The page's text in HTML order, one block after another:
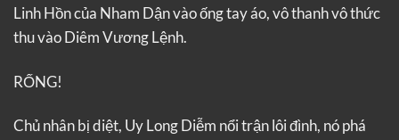
Linh Hồn của Nham Dận vào ống tay áo, vô thanh vô thức
thu vào Diêm Vương Lệnh.
RỐNG!
Chủ nhân bị diệt, Uy Long Diễm nổi trận lôi đình, nó phá